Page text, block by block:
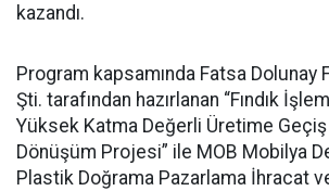
kazandı.
Program kapsamında Fatsa Dolunay
Şti. tarafından hazırlanan “Fındık
Yüksek Katma Değerli Üretime Geçiş
Dönüşüm Projesi” ile MOB Mobilya
Plastik Doğrama Pazarlama İhracat